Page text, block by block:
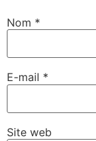
Nom *
E-mail *
Site web